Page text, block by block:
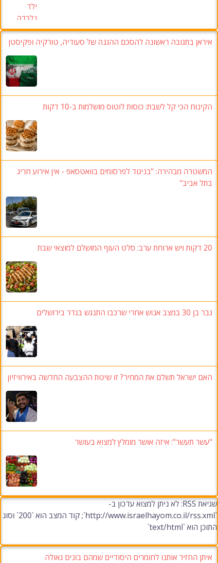
איראן בתגובה ראשונה להסכם ההגנה של סעודיה, טורקיה ופקיסטן
הקינוח הכי קל לשבת: כוסות לוטוס מושלמות ב-10 דקות
המשטרה מבהירה: "בניגוד לפרסומים בוואטסאפ - אין אירוע חריג
בתל אביב"
20 דקות ויש ארוחת ערב: סלט העוף המושלם למוצאי שבת
גבר בן 30 במצב אנוש אחרי שרכבו התנגש בגדר בירושלים
האם ישראל תשלם את המחיר? זו שיטת ההצבעה החדשה באירוויזיון
"עשר תעשר": איזה אושר מומלץ למצוא בעושר
שגיאת RSS: לא ניתן למצוא עדכון ב-
`http://www.israelhayom.co.il/rss.xml`; קוד המצב הוא `200` וסוג
התוכן הוא `text/html`
איתן החזיר אותנו לחומרים היסודיים שמהם בונים גאולה